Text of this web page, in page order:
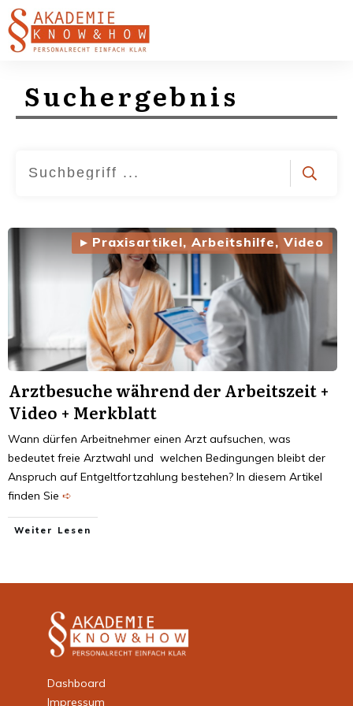
Suchergebnis
▸ Praxisartikel, Arbeitshilfe, Video
Arzt­be­su­che wäh­rend der Arbeits­zeit +
Video + Merk­blatt
Wann dürfen Arbeitnehmer einen Arzt aufsuchen, was
bedeutet freie Arztwahl und welchen Bedingungen bleibt der
Anspruch auf Entgeltfortzahlung bestehen? In diesem Artikel
finden Sie ➪
Weiter Lesen
Dashboard
Impressum